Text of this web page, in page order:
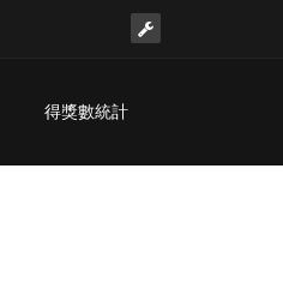
得獎數統計